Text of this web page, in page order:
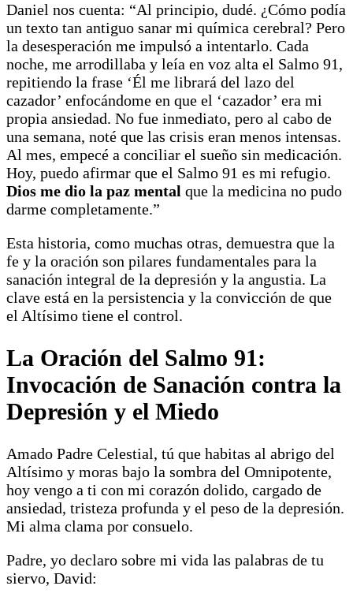
Daniel nos cuenta: “Al principio, dudé. ¿Cómo podía
un texto tan antiguo sanar mi química cerebral? Pero
la desesperación me impulsó a intentarlo. Cada
noche, me arrodillaba y leía en voz alta el Salmo 91,
repitiendo la frase ‘Él me librará del lazo del
cazador’ enfocándome en que el ‘cazador’ era mi
propia ansiedad. No fue inmediato, pero al cabo de
una semana, noté que las crisis eran menos intensas.
Al mes, empecé a conciliar el sueño sin medicación.
Hoy, puedo afirmar que el Salmo 91 es mi refugio.
Dios me dio la paz mental que la medicina no pudo
darme completamente.”
Esta historia, como muchas otras, demuestra que la
fe y la oración son pilares fundamentales para la
sanación integral de la depresión y la angustia. La
clave está en la persistencia y la convicción de que
el Altísimo tiene el control.
La Oración del Salmo 91:
Invocación de Sanación contra la
Depresión y el Miedo
Amado Padre Celestial, tú que habitas al abrigo del
Altísimo y moras bajo la sombra del Omnipotente,
hoy vengo a ti con mi corazón dolido, cargado de
ansiedad, tristeza profunda y el peso de la depresión.
Mi alma clama por consuelo.
Padre, yo declaro sobre mi vida las palabras de tu
siervo, David: